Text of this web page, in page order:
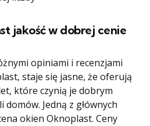
jakość w dobrej cenie
opiniami i recenzjami
staje się jasne, że oferują
które czynią je dobrym
domów. Jedną z głównych
okien Oknoplast. Ceny